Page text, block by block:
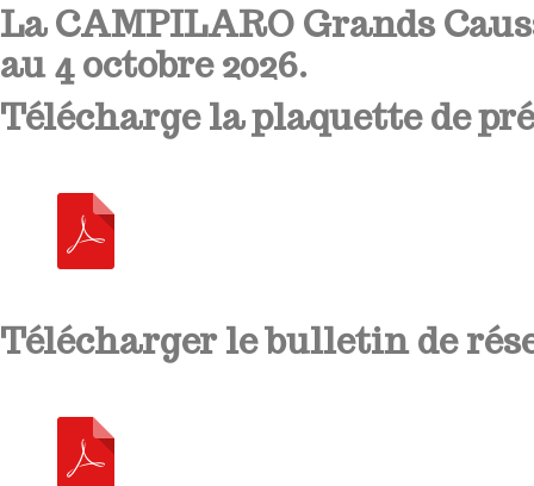
La CAMPILARO Grands
au 4 octobre 2026.
Télécharge la plaquette de
Télécharger le bulletin de